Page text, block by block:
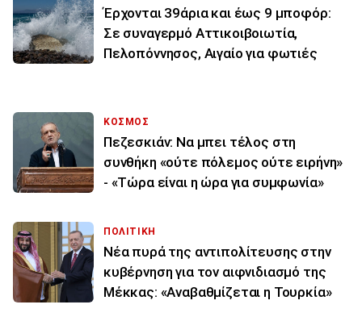
Έρχονται 39άρια και έως 9 μποφόρ:
Σε συναγερμό Αττικοιβοιωτία,
Πελοπόννησος, Αιγαίο για φωτιές
ΚΟΣΜΟΣ
Πεζεσκιάν: Να μπει τέλος στη
συνθήκη «ούτε πόλεμος ούτε ειρήνη»
- «Τώρα είναι η ώρα για συμφωνία»
ΠΟΛΙΤΙΚΗ
Νέα πυρά της αντιπολίτευσης στην
κυβέρνηση για τον αιφνιδιασμό της
Μέκκας: «Αναβαθμίζεται η Τουρκία»